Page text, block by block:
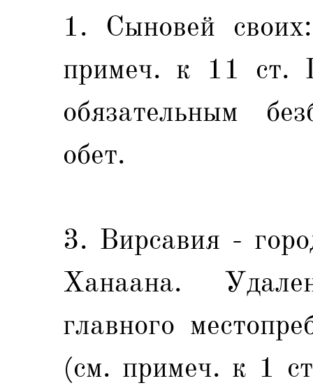
1. Сыновей
примеч. к 11 ст.
обязательным
обет.
3. Вирсавия -
Xанаана.
главного
(см. примеч. к 1